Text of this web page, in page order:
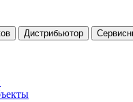
Дистрибьютор